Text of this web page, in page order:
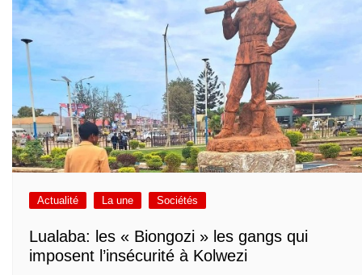
Actualité La une Sociétés
Lualaba: les « Biongozi » les gangs qui
imposent l’insécurité à Kolwezi